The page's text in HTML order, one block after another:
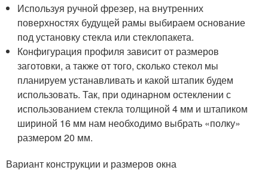
Используя ручной фрезер, на внутренних
поверхностях будущей рамы выбираем основание
под установку стекла или стеклопакета.
Конфигурация профиля зависит от размеров
заготовки, а также от того, сколько стекол мы
планируем устанавливать и какой штапик будем
использовать. Так, при одинарном остеклении с
использованием стекла толщиной 4 мм и штапиком
шириной 16 мм нам необходимо выбрать «полку»
размером 20 мм.
Вариант конструкции и размеров окна